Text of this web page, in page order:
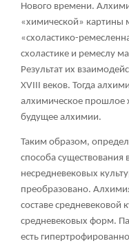
Нового времени.
«химической» картины
«схоластико-
схоластике и ремеслу
Результат их
XVIII веков. Тогда
алхимическое
будущее алхимии.
Таким образом,
способа существования
несредневековых
преобразовано.
составе средневековой
средневековых форм.
есть